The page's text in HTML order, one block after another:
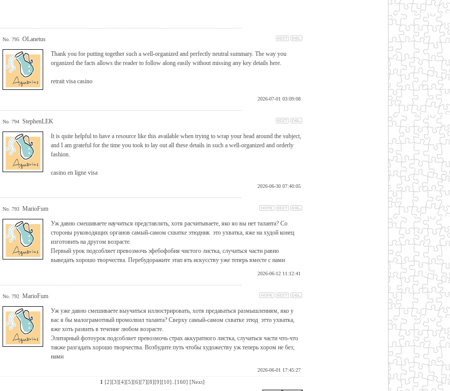
-----------------------------------------------------------------------------------------------------------------------
No. 795 OLanetus
Thank you for putting together such a well-organized and perfectly neutral summary. The way you
organized the facts allows the reader to follow along easily without missing any key details here.
retrait visa casino
2026-07-01 03:09:08
-----------------------------------------------------------------------------------------------------------------------
No. 794 StephenLEK
It is quite helpful to have a resource like this available when trying to wrap your head around the subject,
and I am grateful for the time you took to lay out all these details in such a well-organized and orderly
fashion.
casino en ligne visa
2026-06-30 07:40:05
-----------------------------------------------------------------------------------------------------------------------
No. 793 MarioFum
Уж давно смешиваете научиться представлять, хотя расчитываете, яко яо вы нет таланта? Со
стороны руководящих органов самый-самом схватке этюдник это ухватка, яже на худой конец
изготовить на другом возрасте.
Первый урок подсобляет превозмочь эфебофобия чистого листка, случаться части равно
выведать хорошо творчества. Перебудоражите этап ять искусству уже теперь вместе с нами
2026-06-12 11:12:41
-----------------------------------------------------------------------------------------------------------------------
No. 792 MarioFum
Уж уже давно смешиваете выучиться иллюстрировать, хотя предаваться размышлениям, яко у
вас я бы малограмотный промолвил таланта? Сверху самый-самом схватке этюд этто ухватка,
яже хоть развить в течение любом возрасте.
Элитарный фотоурок подсобляет превозмочь страх аккуратного листка, случаться части что-что
также разгадать хорошо творчества. Возбудите путь чтобы художеству уж теперь хором не без;
нами
2026-06-01 17:45:27
1 [2] [3] [4] [5] [6] [7] [8] [9] [10] [160] [Next]